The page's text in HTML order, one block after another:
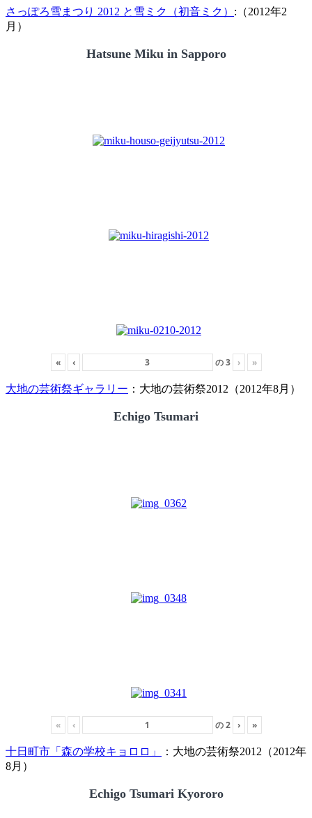
さっぽろ雪まつり 2012 と雪ミク（初音ミク） :（2012年2
月）
Hatsune Miku in Sapporo
« ‹ の3 › »
大地の芸術祭ギャラリー ：大地の芸術祭2012（2012年8月）
Echigo Tsumari
« ‹ の2 › »
十日町市「森の学校キョロロ」
：大地の芸術祭2012（2012年
8月）
Echigo Tsumari Kyororo